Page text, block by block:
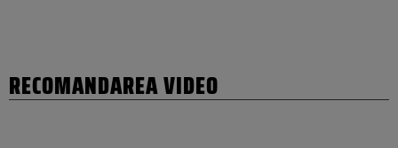
RECOMANDAREA VIDEO